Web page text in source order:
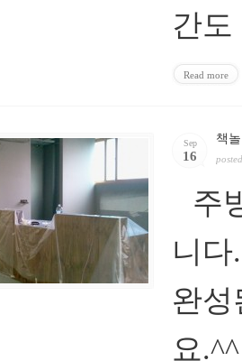
간
Read more
Sep
16
책
주
니
완
요